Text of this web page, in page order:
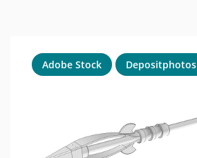
Adobe Stock Depositphotos